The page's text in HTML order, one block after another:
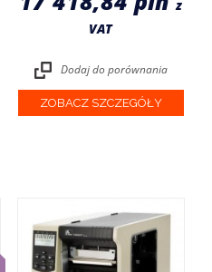
z
VAT
Dodaj do porównania
ZOBACZ SZCZEGÓŁY